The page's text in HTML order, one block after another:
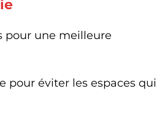
pour une meilleure
pour éviter les espaces qui